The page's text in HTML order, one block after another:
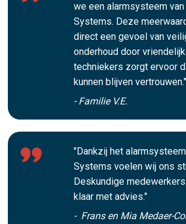
we een alarmsysteem
Systems. Deze
direct een gevoel van
onderhoud door
techniekers zorgt ervoor
kunnen blijven vertrouwen."
- Familie V.E.
"Dankzij het
Systems voelen wij ons
Deskundige
klaar met advies."
- Frans en Mia Medaer-